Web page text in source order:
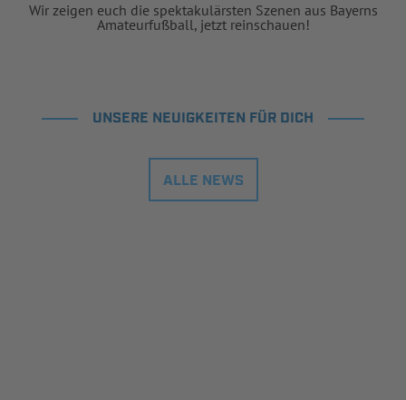
Wir zeigen euch die spektakulärsten Szenen aus Bayerns
Amateurfußball, jetzt reinschauen!
UNSERE NEUIGKEITEN FÜR DICH
ALLE NEWS